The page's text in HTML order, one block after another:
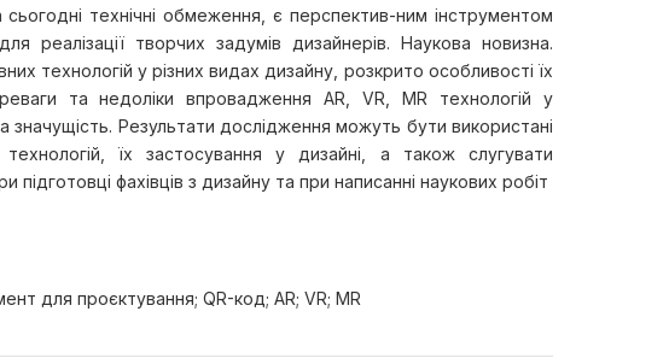
сьогодні технічні обмеження, є перспектив-ним інструментом
реалізації творчих задумів дизайнерів. Наукова новизна.
технологій у різних видах дизайну, розкрито особливості їх
та недоліки впровадження AR, VR, MR технологій у
значущість. Результати дослідження можуть бути використані
їх застосування у дизайні, а також слугувати
фахівців з дизайну та при написанні наукових робіт
для проєктування; QR-код; AR; VR; MR